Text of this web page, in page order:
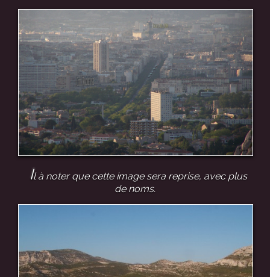
Il à noter que cette image sera reprise, avec plus
de noms.